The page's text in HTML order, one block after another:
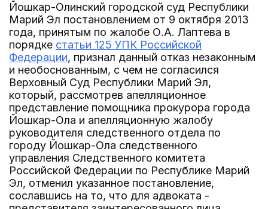
Йошкар-Олинский городской суд Республики
Марий Эл постановлением от 9 октября 2013
года, принятым по жалобе О.А. Лаптева в
порядке статьи 125 УПК Российской
Федерации, признал данный отказ незаконным
и необоснованным, с чем не согласился
Верховный Суд Республики Марий Эл,
который, рассмотрев апелляционное
представление помощника прокурора города
Йошкар-Ола и апелляционную жалобу
руководителя следственного отдела по
городу Йошкар-Ола следственного
управления Следственного комитета
Российской Федерации по Республике Марий
Эл, отменил указанное постановление,
сославшись на то, что для адвоката -